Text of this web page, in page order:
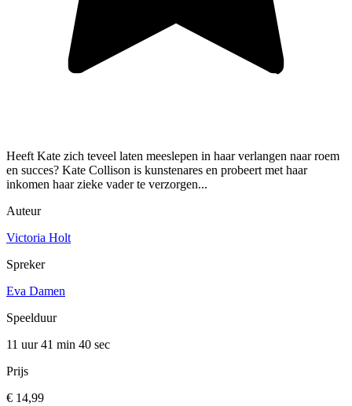
Heeft Kate zich teveel laten meeslepen in haar verlangen naar roem
en succes? Kate Collison is kunstenares en probeert met haar
inkomen haar zieke vader te verzorgen...
Auteur
Victoria Holt
Spreker
Eva Damen
Speelduur
11 uur 41 min 40 sec
Prijs
€ 14,99